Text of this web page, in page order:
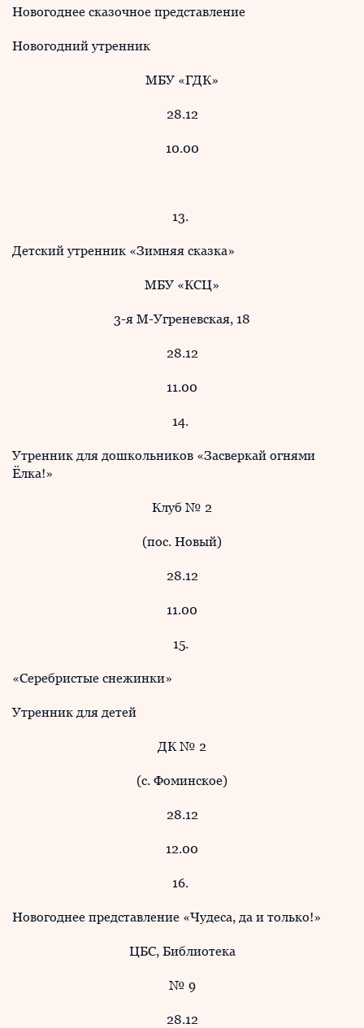
Новогоднее сказочное представление
Новогодний утренник
МБУ «ГДК»
28.12
10.00
13.
Детский утренник «Зимняя сказка»
МБУ «КСЦ»
3-я М-Угреневская, 18
28.12
11.00
14.
Утренник для дошкольников «Засверкай огнями
Ёлка!»
Клуб № 2
(пос. Новый)
28.12
11.00
15.
«Серебристые снежинки»
Утренник для детей
ДК № 2
(с. Фоминское)
28.12
12.00
16.
Новогоднее представление «Чудеса, да и только!»
ЦБС, Библиотека
№ 9
28.12